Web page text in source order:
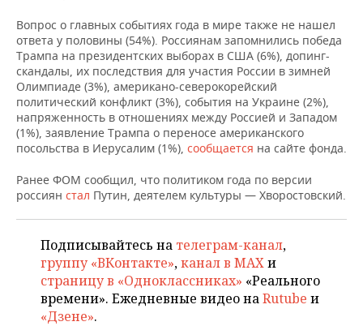
НЕФТЬ
ОПК
ЭНЕРГЕТИКА
РОЗНИЧНАЯ ТОРГОВЛЯ
ТРАНСПОРТ
УСЛУГИ
НОВОСТИ ТЕХНОЛОГИЙ
IT
МЕДИА
ТЕЛЕКОММУНИКАЦИИ
МЕРОПРИЯТИЯ
НОВОСТИ МЕРОПРИЯТИЙ
ВЫЕЗДНАЯ РЕДАКЦИЯ
БИЗНЕС-БРАНЧИ
ОТКРЫТАЯ ЛЕКЦИЯ
СПОРТ
НОВОСТИ СПОРТА
ФУТБОЛ
БАСКЕТБОЛ
ВОЛЕЙБОЛ
КИБЕРСПОРТ
ФИГУРНОЕ КАТАНИЕ
ОБЩЕСТВО
НОВОСТИ ОБЩЕСТВА
ИНФРАСТРУКТУРА
ИСТОРИЯ
КУЛЬТУРА
МЕДИЦИНА
ФОТОГАЛЕРЕЯ
СПРАВОЧНИК
СПИСОК ПЕРСОН
СПИСОК КОМПАНИЙ
ПОЛНАЯ ВЕРСИЯ
Вопрос о главных событиях года в мире также не нашел
ответа у половины (54%). Россиянам запомнились победа
Трампа на президентских выборах в США (6%), допинг-
скандалы, их последствия для участия России в зимней
Олимпиаде (3%), американо-северокорейский
политический конфликт (3%), события на Украине (2%),
напряженность в отношениях между Россией и Западом
(1%), заявление Трампа о переносе американского
посольства в Иерусалим (1%), сообщается на сайте фонда.
Ранее ФОМ сообщил, что политиком года по версии
россиян стал Путин, деятелем культуры — Хворостовский.
Подписывайтесь на телеграм-канал,
группу «ВКонтакте»,канал в MAXи
страницу в «Одноклассниках» «Реального
времени». Ежедневные видео наRutube и
«Дзене».